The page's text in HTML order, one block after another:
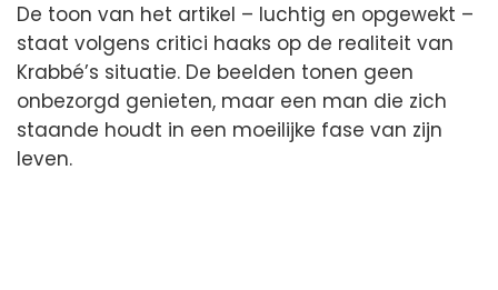
De toon van het artikel – luchtig en opgewekt –
staat volgens critici haaks op de realiteit van
Krabbé’s situatie. De beelden tonen geen
onbezorgd genieten, maar een man die zich
staande houdt in een moeilijke fase van zijn
leven.